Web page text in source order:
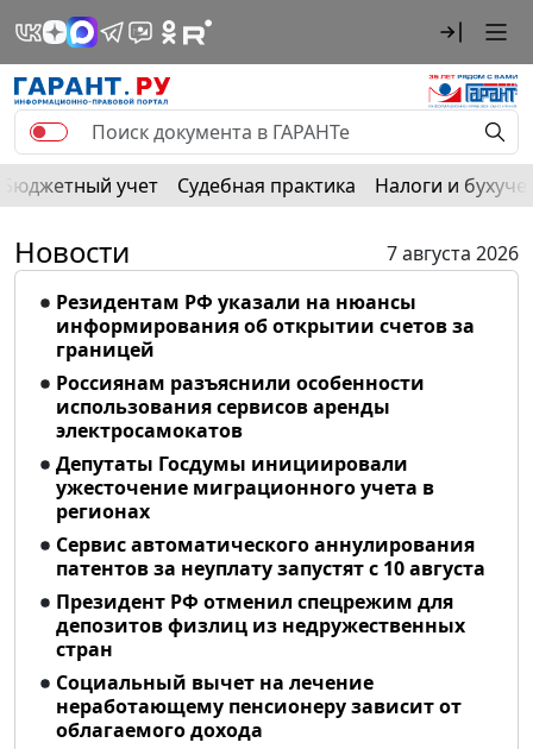
Бюджетный учет Судебная практика Налоги и
Новости
7 августа 2026
Резидентам РФ указали на нюансы
информирования об открытии счетов за
границей
Россиянам разъяснили особенности
использования сервисов аренды
электросамокатов
Депутаты Госдумы инициировали
ужесточение миграционного учета в
регионах
Сервис автоматического аннулирования
патентов за неуплату запустят с 10 августа
Президент РФ отменил спецрежим для
депозитов физлиц из недружественных
стран
Социальный вычет на лечение
неработающему пенсионеру зависит от
облагаемого дохода